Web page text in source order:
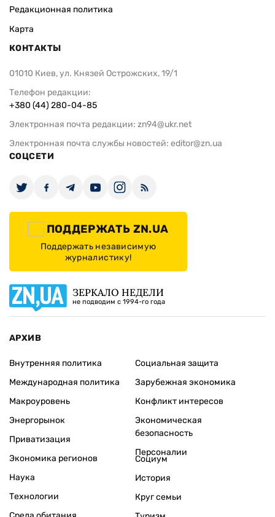
Редакционная политика
Карта
КОНТАКТЫ
01010 Киев, ул. Князей Острожских, 19/1
Телефон редакции:
+380 (44) 280-04-85
Электронная почта редакции: zn94@ukr.net
Электронная почта службы новостей: editor@zn.ua
СОЦСЕТИ
ПОДДЕРЖАТЬ ZN.UA
Поддержать независимую
журналистику!
ЗЕРКАЛО НЕДЕЛИ
не подводим с 1994-го года
АРХИВ
Внутренняя политика
Международная политика
Макроуровень
Энергорынок
Приватизация
Экономика регионов
Социальная защита
Зарубежная экономика
Конфликт интересов
Экономическая
безопасность
Персоналии
Наука
Технологии
Социум
История
Круг семьи